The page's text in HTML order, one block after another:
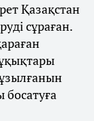
Қазақстан
сұраған.
босатуға